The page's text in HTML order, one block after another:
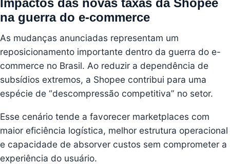
Impactos das novas taxas da Shopee
na guerra do e-commerce
As mudanças anunciadas representam um
reposicionamento importante dentro da guerra do e-
commerce no Brasil. Ao reduzir a dependência de
subsídios extremos, a Shopee contribui para uma
espécie de “descompressão competitiva” no setor.
Esse cenário tende a favorecer marketplaces com
maior eficiência logística, melhor estrutura operacional
e capacidade de absorver custos sem comprometer a
experiência do usuário.